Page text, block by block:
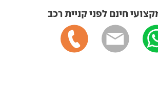
חינם לפני קניית רכב